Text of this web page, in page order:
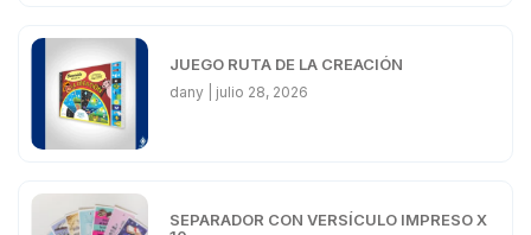
JUEGO RUTA DE LA CREACIÓN
dany julio 28, 2026
SEPARADOR CON VERSÍCULO IMPRESO X